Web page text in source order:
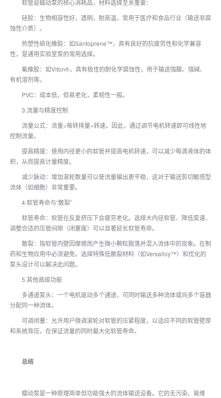
软管是蠕动泵的核心消耗品，材料选择至关重要：
硅胶：生物相容性好，透明，耐高温，常用于医疗和食品行业（输送非腐
蚀性介质）。
热塑性硫化橡胶：如Santoprene™，具有良好的抗疲劳性和化学兼容
性，是通用实验室泵的常用选择。
氟橡胶：如Viton®，具有极佳的耐化学腐蚀性，用于输送强酸、强碱、
有机溶剂等。
PVC：成本低，但易老化，柔韧性一般。
3.流量与精度控制
流量公式：流量=每转排量×转速。因此，通过调节电机转速即可线性地
控制流量。
提高精度：使用内径更小的软管并提高电机转速，可以减少每滴液体的体
积，从而提高计量精度。
减少脉动：增加滚轮数量可以使流量输出更平稳，这对于输送剪切敏感型
流体（如细胞）非常重要。
4.软管寿命与“散裂”
软管寿命：软管在反复挤压下会疲劳老化。选择大内径软管、降低泵速、
调整合适的压管间隙（闭塞度）可以显著延长软管寿命。
散裂：指软管内壁因摩擦而产生微小颗粒脱落并混入流体中的现象。在制
药和生物应用中必须避免。选择特殊低散裂材料（如Versalloy™）和优化的
泵头设计可以解决此问题。
5.其他高级功能
多通道泵头：一个电机驱动多个通道，可同时输送多种流体或向多个容器
分配同一种流体。
可调闭塞：允许用户微调滚轮对软管的压紧程度，以适应不同的软管壁厚
和系统背压，在保证流量的同时最大化软管寿命。
总结
蠕动泵是一种原理简单但功能强大的流体输送设备。它的无污染、易维